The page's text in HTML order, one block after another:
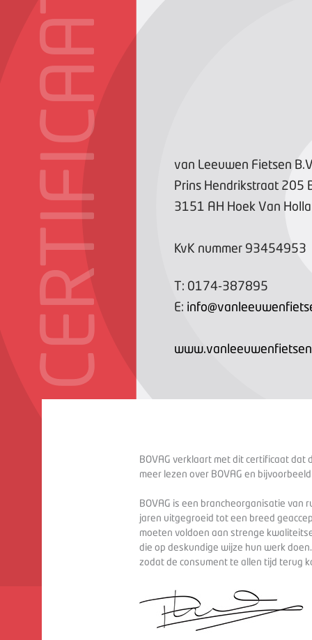
CERTIFICAAT
van Leeuwen Fietsen
Prins Hendrikstraat 205
3151 AH Hoek Van
KvK nummer 93454953
T: 0174-387895
E:
BOVAG verklaart met dit certificaat dat
meer lezen over BOVAG en
BOVAG is een brancheorganisatie van
jaren uitgegroeid tot een breed
moeten voldoen aan strenge
die op deskundige wijze hun werk
zodat de consument te allen tijd terug